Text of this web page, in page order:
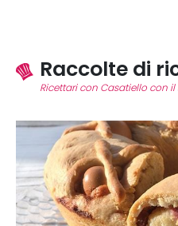
Raccolte di
Ricettari con Casatiello con